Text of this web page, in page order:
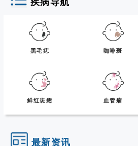
疾病导航
黑毛痣 咖啡斑
鲜红斑痣 血管瘤
最新资讯